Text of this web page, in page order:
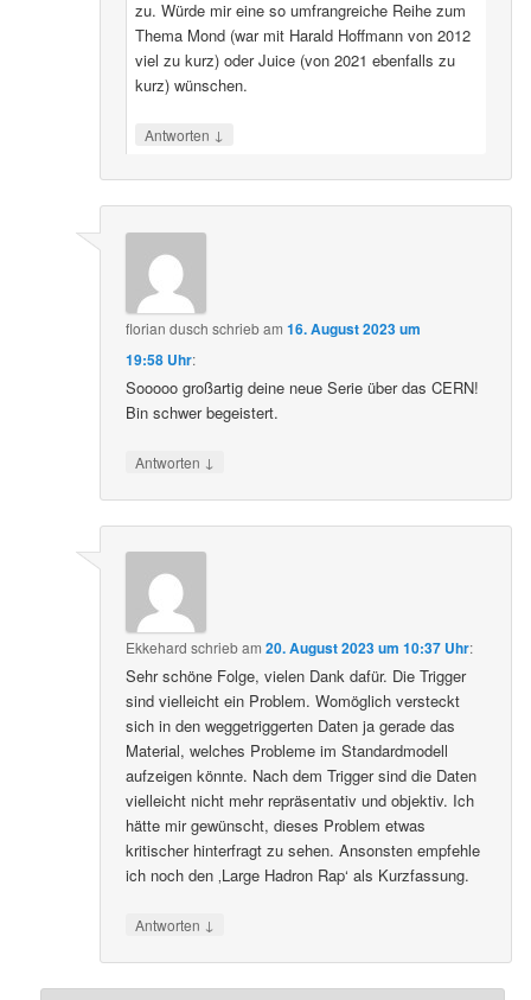
zu. Würde mir eine so umfrangreiche Reihe zum
Thema Mond (war mit Harald Hoffmann von 2012
viel zu kurz) oder Juice (von 2021 ebenfalls zu
kurz) wünschen.
Antworten ↓
florian dusch schriebam16. August 2023 um
19:58 Uhr:
Sooooo großartig deine neue Serie über das CERN!
Bin schwer begeistert.
Antworten ↓
Ekkehard schriebam20. August 2023 um 10:37 Uhr:
Sehr schöne Folge, vielen Dank dafür. Die Trigger
sind vielleicht ein Problem. Womöglich versteckt
sich in den weggetriggerten Daten ja gerade das
Material, welches Probleme im Standardmodell
aufzeigen könnte. Nach dem Trigger sind die Daten
vielleicht nicht mehr repräsentativ und objektiv. Ich
hätte mir gewünscht, dieses Problem etwas
kritischer hinterfragt zu sehen. Ansonsten empfehle
ich noch den ‚Large Hadron Rap‘ als Kurzfassung.
Antworten ↓